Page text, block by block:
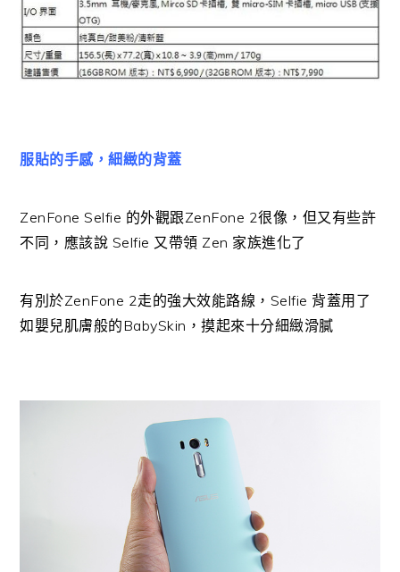
服貼的手感，細緻的背蓋
ZenFone Selfie 的外觀跟ZenFone 2很像，但又有些許
不同，應該說 Selfie 又帶領 Zen 家族進化了
有別於ZenFone 2走的強大效能路線，Selfie 背蓋用了
如嬰兒肌膚般的BabySkin，摸起來十分細緻滑膩